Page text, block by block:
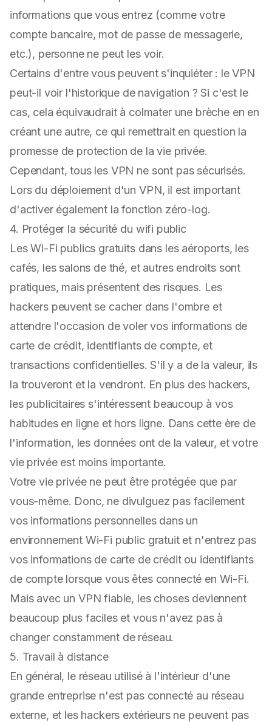
informations que vous entrez (comme votre
compte bancaire, mot de passe de messagerie,
etc.), personne ne peut les voir.
Certains d'entre vous peuvent s'inquiéter : le VPN
peut-il voir l'historique de navigation ? Si c'est le
cas, cela équivaudrait à colmater une brèche en en
créant une autre, ce qui remettrait en question la
promesse de protection de la vie privée.
Cependant, tous les VPN ne sont pas sécurisés.
Lors du déploiement d'un VPN, il est important
d'activer également la fonction zéro-log.
4. Protéger la sécurité du wifi public
Les Wi-Fi publics gratuits dans les aéroports, les
cafés, les salons de thé, et autres endroits sont
pratiques, mais présentent des risques. Les
hackers peuvent se cacher dans l'ombre et
attendre l'occasion de voler vos informations de
carte de crédit, identifiants de compte, et
transactions confidentielles. S'il y a de la valeur, ils
la trouveront et la vendront. En plus des hackers,
les publicitaires s'intéressent beaucoup à vos
habitudes en ligne et hors ligne. Dans cette ère de
l'information, les données ont de la valeur, et votre
vie privée est moins importante.
Votre vie privée ne peut être protégée que par
vous-même. Donc, ne divulguez pas facilement
vos informations personnelles dans un
environnement Wi-Fi public gratuit et n'entrez pas
vos informations de carte de crédit ou identifiants
de compte lorsque vous êtes connecté en Wi-Fi.
Mais avec un VPN fiable, les choses deviennent
beaucoup plus faciles et vous n'avez pas à
changer constamment de réseau.
5. Travail à distance
En général, le réseau utilisé à l'intérieur d'une
grande entreprise n'est pas connecté au réseau
externe, et les hackers extérieurs ne peuvent pas